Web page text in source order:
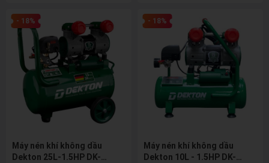
- 18%
Máy nén khí không dầu
Dekton 25L-1.5HP DK-
- 18%
Máy nén khí không dầu
Dekton 10L - 1.5HP DK-